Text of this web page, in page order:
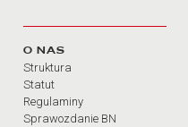
O NAS
Struktura
Statut
Regulaminy
Sprawozdanie BN